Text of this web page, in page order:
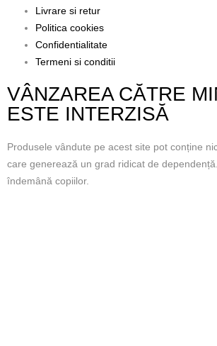
Livrare si retur
Politica cookies
Confidentialitate
Termeni si conditii
VÂNZAREA CĂTRE
ESTE INTERZISĂ
Produsele vândute pe acest site pot conține
care generează un grad ridicat de
îndemână copiilor.